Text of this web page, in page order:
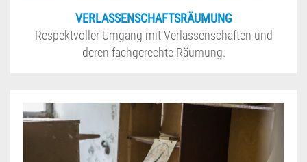
VERLASSENSCHAFTSRÄUMUNG
Respektvoller Umgang mit Verlassenschaften und
deren fachgerechte Räumung.